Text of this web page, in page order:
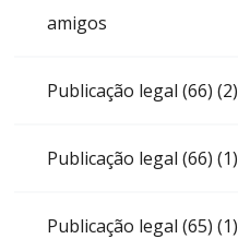
amigos
Publicação legal (66) (2)
Publicação legal (66) (1)
Publicação legal (65) (1)